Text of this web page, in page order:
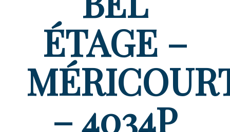
ÉTAGE –
– 4034P